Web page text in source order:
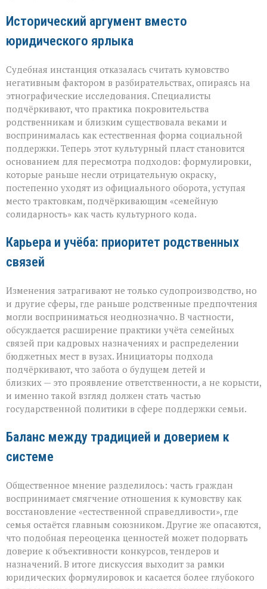
Исторический аргумент вместо
юридического ярлыка
Судебная инстанция отказалась считать кумовство
негативным фактором в разбирательствах, опираясь на
этнографические исследования. Специалисты
подчёркивают, что практика покровительства
родственникам и близким существовала веками и
воспринималась как естественная форма социальной
поддержки. Теперь этот культурный пласт становится
основанием для пересмотра подходов: формулировки,
которые раньше несли отрицательную окраску,
постепенно уходят из официального оборота, уступая
место трактовкам, подчёркивающим «семейную
солидарность» как часть культурного кода.
Карьера и учёба: приоритет родственных
связей
Изменения затрагивают не только судопроизводство, но
и другие сферы, где раньше родственные предпочтения
могли восприниматься неоднозначно. В частности,
обсуждается расширение практики учёта семейных
связей при кадровых назначениях и распределении
бюджетных мест в вузах. Инициаторы подхода
подчёркивают, что забота о будущем детей и
близких — это проявление ответственности, а не корысти,
и именно такой взгляд должен стать частью
государственной политики в сфере поддержки семьи.
Баланс между традицией и доверием к
системе
Общественное мнение разделилось: часть граждан
воспринимает смягчение отношения к кумовству как
восстановление «естественной справедливости», где
семья остаётся главным союзником. Другие же опасаются,
что подобная переоценка ценностей может подорвать
доверие к объективности конкурсов, тендеров и
назначений. В итоге дискуссия выходит за рамки
юридических формулировок и касается более глубокого